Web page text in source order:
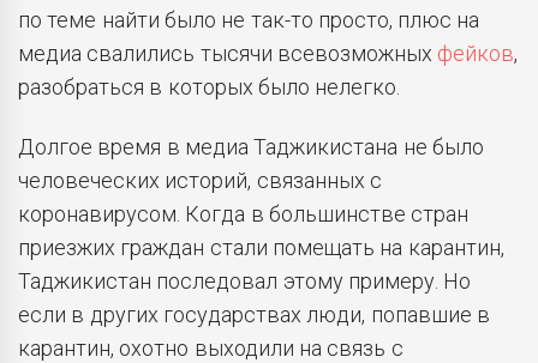
по теме найти было не так-то просто, плюс на
медиа свалились тысячи всевозможных фейков,
разобраться в которых было нелегко.
Долгое время в медиа Таджикистана не было
человеческих историй, связанных с
коронавирусом. Когда в большинстве стран
приезжих граждан стали помещать на карантин,
Таджикистан последовал этому примеру. Но
если в других государствах люди, попавшие в
карантин, охотно выходили на связь с